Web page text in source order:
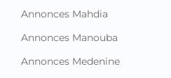
Annonces Mahdia
Annonces Manouba
Annonces Medenine